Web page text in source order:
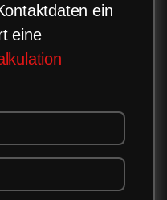
ein
eine